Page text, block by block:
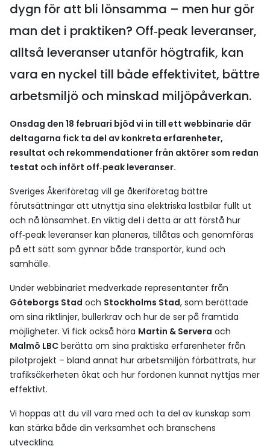
dygn för att bli lönsamma – men hur gör
man det i praktiken? Off‑peak leveranser,
alltså leveranser utanför högtrafik, kan
vara en nyckel till både effektivitet, bättre
arbetsmiljö och minskad miljöpåverkan.
Onsdag den 18 februari bjöd vi in till ett webbinarie där
deltagarna fick ta del av konkreta erfarenheter,
resultat och rekommendationer från aktörer som redan
testat och infört off‑peak leveranser.
Sveriges Åkeriföretag vill ge åkeriföretag bättre
förutsättningar att utnyttja sina elektriska lastbilar fullt ut
och nå lönsamhet. En viktig del i detta är att förstå hur
off‑peak leveranser kan planeras, tillåtas och genomföras
på ett sätt som gynnar både transportör, kund och
samhälle.
Under webbinariet medverkade representanter från
Göteborgs Stad och Stockholms Stad, som berättade
om sina riktlinjer, bullerkrav och hur de ser på framtida
möjligheter. Vi fick också höra Martin & Servera och
Malmö LBC berätta om sina praktiska erfarenheter från
pilotprojekt – bland annat hur arbetsmiljön förbättrats, hur
trafiksäkerheten ökat och hur fordonen kunnat nyttjas mer
effektivt.
Vi hoppas att du vill vara med och ta del av kunskap som
kan stärka både din verksamhet och branschens
utveckling.